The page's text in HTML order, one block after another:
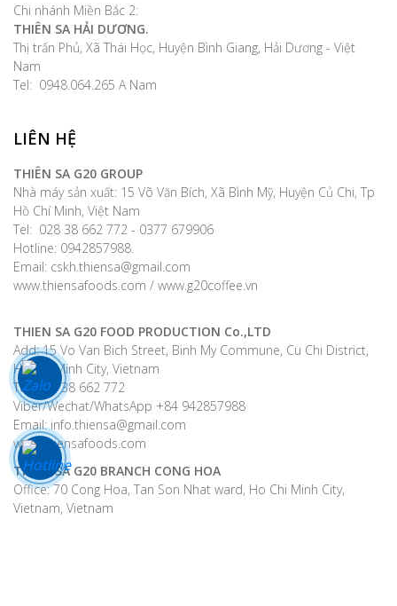
Chi nhánh Miền Bắc 2:
THIÊN SA HẢI DƯƠNG.
Thị trấn Phủ, Xã Thái Học, Huyện Bình Giang, Hải Dương - Việt
Nam
Tel: 0948.064.265 A Nam
LIÊN HỆ
THIÊN SA G20 GROUP
Nhà máy sản xuất: 15 Võ Văn Bích, Xã Bình Mỹ, Huyện Củ Chi, Tp
Hồ Chí Minh, Việt Nam
Tel: 028 38 662 772 - 0377 679906
Hotline: 0942857988.
Email: cskh.thiensa@gmail.com
www.thiensafoods.com / www.g20coffee.vn
THIEN SA G20 FOOD PRODUCTION Co.,LTD
Add: 15 Vo Van Bich Street, Binh My Commune, Cu Chi District,
Ho Chi Minh City, Vietnam
Tel: +28 38 662 772
Viber/Wechat/WhatsApp +84 942857988
Email: info.thiensa@gmail.com
www.thiensafoods.com
THIEN SA G20 BRANCH CONG HOA
Office: 70 Cong Hoa, Tan Son Nhat ward, Ho Chi Minh City,
Vietnam, Vietnam